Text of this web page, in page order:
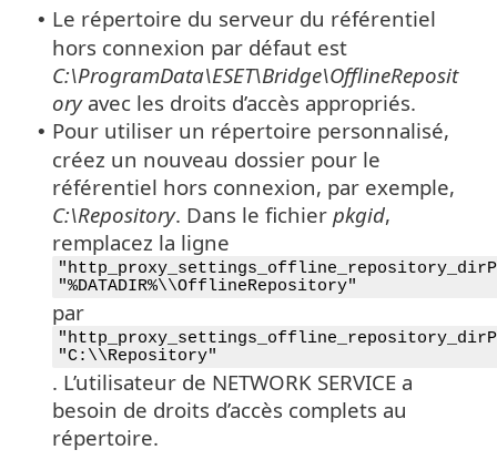
• Le répertoire du serveur du référentiel
hors connexion par défaut est
C:\ProgramData\ESET\Bridge\OfflineReposit
oryavec les droits d’accès appropriés.
• Pour utiliser un répertoire personnalisé,
créez un nouveau dossier pour le
référentiel hors connexion, par exemple,
C:\Repository. Dans le fichier pkgid,
remplacez la ligne
"%DATADIR%\\OfflineRepository"
par
"C:\\Repository"
. L’utilisateur de NETWORK SERVICE a
besoin de droits d’accès complets au
répertoire.